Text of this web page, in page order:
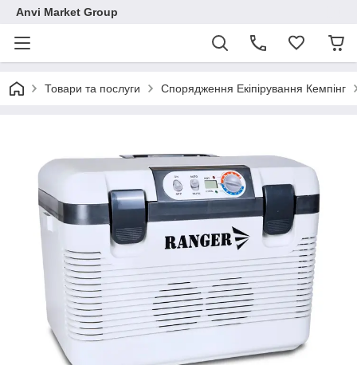
Anvi Market Group
Товари та послуги Спорядження Екіпірування Кемпінг